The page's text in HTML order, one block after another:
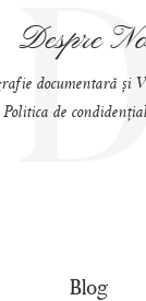
Despre
documentară și
Politica de
Blog